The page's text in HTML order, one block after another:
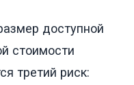
доступной
стоимости
третий риск: